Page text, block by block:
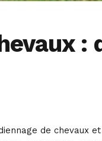
de chevaux